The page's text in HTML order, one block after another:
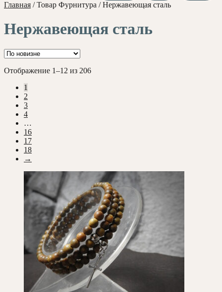
Главная /Товар Фурнитура /Нержавеющая сталь
Нержавеющая сталь
Отображение 1–12 из 206Сортировка:
1
2
3
4
…
16
17
18
→